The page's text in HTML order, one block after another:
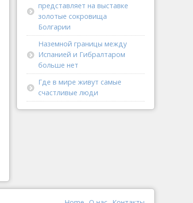
представляет на выставке
золотые сокровища
Болгарии
Наземной границы между
Испанией и Гибралтаром
больше нет
Где в мире живут самые
счастливые люди